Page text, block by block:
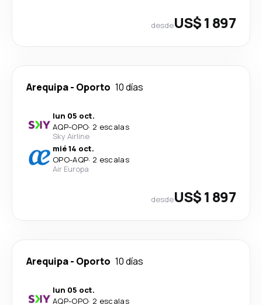
desdeUS$ 1 897
Arequipa- Oporto 10 días
lun 05 oct.
AQP-OPO· 2 escalas
Sky Airline
mié 14 oct.
OPO-AQP· 2 escalas
Air Europa
desdeUS$ 1 897
Arequipa- Oporto 10 días
lun 05 oct.
AQP-OPO· 2 escalas